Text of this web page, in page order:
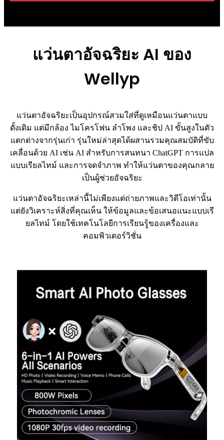
แว่นตาอัจฉริยะ AI ของ
Wellyp
แว่นตาอัจฉริยะเป็นอุปกรณ์สวมใส่ที่ดูเหมือนแว่นตาแบบ
ดั้งเดิม แต่มีกล้อง ไมโครโฟน ลำโพง และชิป AI ขั้นสูงในตัว
แตกต่างจากรุ่นเก่า รุ่นใหม่ล่าสุดได้ผสานรวมคุณสมบัติที่ขับ
เคลื่อนด้วย AI เช่น AI สำหรับการสนทนา ChatGPT การแปล
แบบเรียลไทม์ และการจดจำภาพ ทำให้แว่นตาของคุณกลาย
เป็นผู้ช่วยอัจฉริยะ
แว่นตาอัจฉริยะเหล่านี้ไม่เพียงแต่ถ่ายภาพและวิดีโอเท่านั้น
แต่ยังวิเคราะห์สิ่งที่คุณเห็น ให้ข้อมูลและข้อเสนอแนะแบบเรี
ยลไทม์ โดยใช้เทคโนโลยีการเรียนรู้ของเครื่องและ
คอมพิวเตอร์วิชั่น